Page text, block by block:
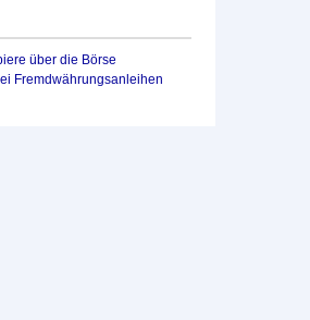
über die Börse
Fremdwährungsanleihen